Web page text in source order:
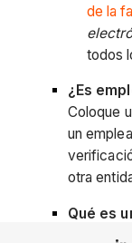
de la
todos
¿Es
Coloque
un
otra
Qué es
la